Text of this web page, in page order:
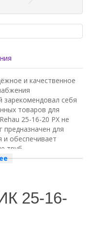
и качественное
себя
товаров для
25-16-20 PX не
предназначен для
и обеспечивает
труб.
16-20 PX:
устойчив к
продуманной
и не
25-16-